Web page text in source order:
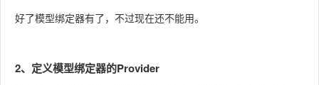
好了模型绑定器有了，不过现在还不能用。
2、定义模型绑定器的Provider